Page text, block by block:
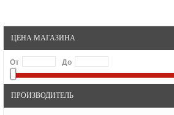
ЦЕНА МАГАЗИНА
От До
ПРОИЗВОДИТЕЛЬ